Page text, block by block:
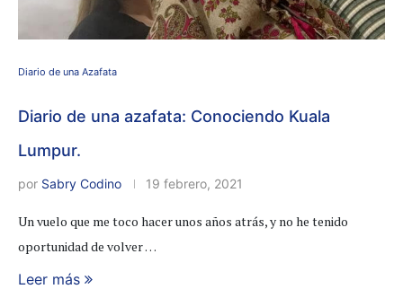
Diario de una Azafata
Diario de una azafata: Conociendo Kuala
Lumpur.
por Sabry Codino 19 febrero, 2021
Un vuelo que me toco hacer unos años atrás, y no he tenido
oportunidad de volver …
Leer más